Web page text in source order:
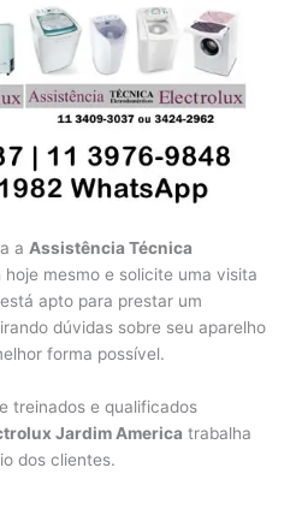
a Assistência Técnica
hoje mesmo e solicite uma visita
apto para prestar um
dúvidas sobre seu aparelho
forma possível.
treinados e qualificados
Jardim America trabalha
dos clientes.